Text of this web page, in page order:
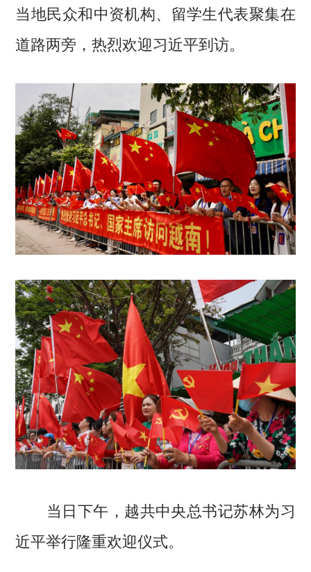
当地民众和中资机构、留学生代表聚集在
道路两旁，热烈欢迎习近平到访。
当日下午，越共中央总书记苏林为习
近平举行隆重欢迎仪式。